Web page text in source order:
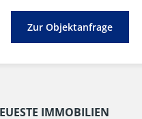
Zur Objektanfrage
IMMOBILIEN